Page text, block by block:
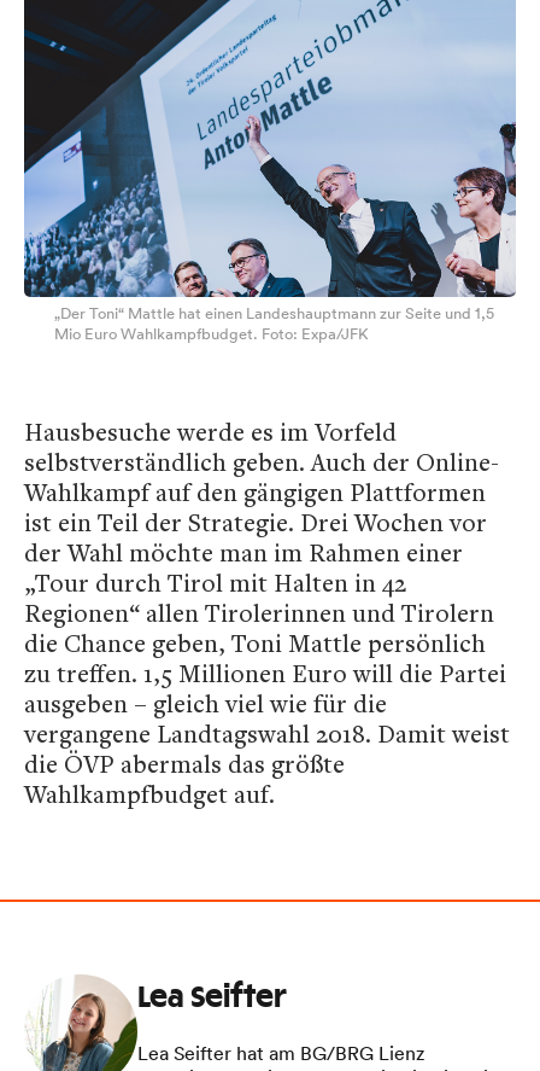
„Der Toni“ Mattle hat einen Landeshauptmann zur Seite und 1,5
Mio Euro Wahlkampfbudget. Foto: Expa/JFK
Hausbesuche werde es im Vorfeld
selbstverständlich geben. Auch der Online-
Wahlkampf auf den gängigen Plattformen
ist ein Teil der Strategie. Drei Wochen vor
der Wahl möchte man im Rahmen einer
„Tour durch Tirol mit Halten in 42
Regionen“ allen Tirolerinnen und Tirolern
die Chance geben, Toni Mattle persönlich
zu treffen. 1,5 Millionen Euro will die Partei
ausgeben – gleich viel wie für die
vergangene Landtagswahl 2018. Damit weist
die ÖVP abermals das größte
Wahlkampfbudget auf.
Lea Seifter
Lea Seifter hat am BG/BRG Lienz